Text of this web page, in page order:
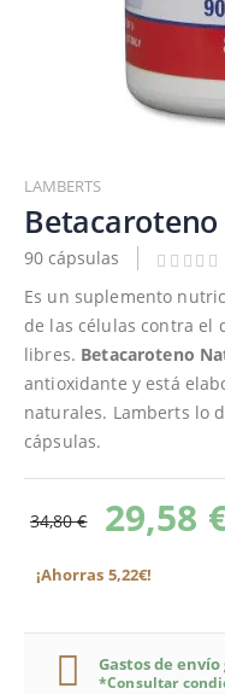
al
comienzo
de
la
galería
imágenes
LAMBERTS
90 cápsulas
Es un suplemento
de las células contra el
libres. Betacaroteno
antioxidante y está
naturales. Lamberts lo
cápsulas.
34,80 € 29,58
¡Ahorras 5,22€!
Gastos de
*Consultar